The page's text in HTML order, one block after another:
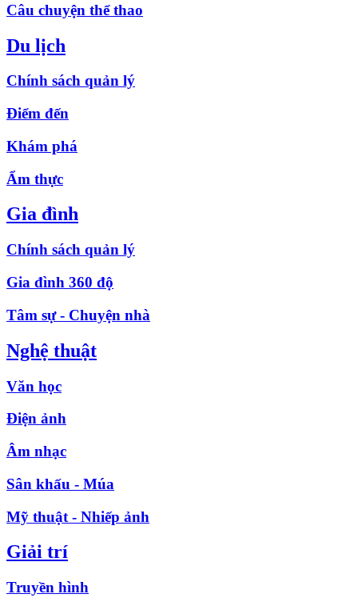
Câu chuyện thể thao
Du lịch
Chính sách quản lý
Điểm đến
Khám phá
Ẩm thực
Gia đình
Chính sách quản lý
Gia đình 360 độ
Tâm sự - Chuyện nhà
Nghệ thuật
Văn học
Điện ảnh
Âm nhạc
Sân khấu - Múa
Mỹ thuật - Nhiếp ảnh
Giải trí
Truyền hình